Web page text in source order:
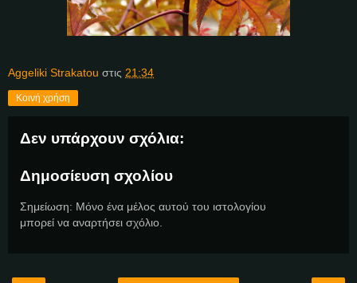
Aggeliki Strakatou στις 21:34
Κοινή χρήση
Δεν υπάρχουν σχόλια:
Δημοσίευση σχολίου
Σημείωση: Μόνο ένα μέλος αυτού του ιστολογίου
μπορεί να αναρτήσει σχόλιο.